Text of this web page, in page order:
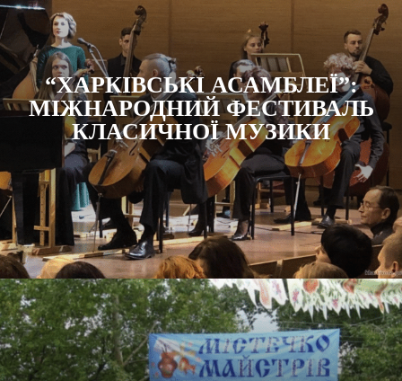
“ХАРКІВСЬКІ АСАМБЛЕЇ”:
МІЖНАРОДНИЙ ФЕСТИВАЛЬ
КЛАСИЧНОЇ МУЗИКИ